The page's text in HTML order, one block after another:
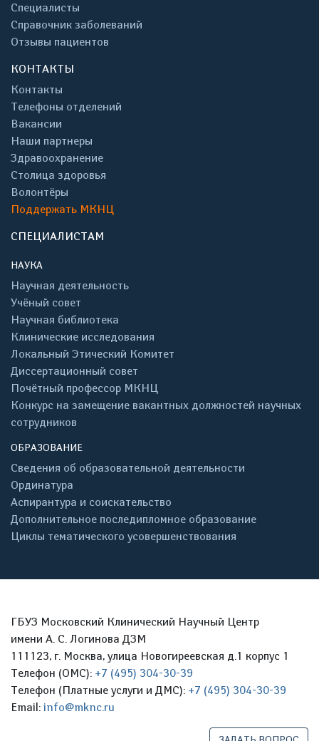
Специалисты
Справочник заболеваний
Отзывы пациентов
КОНТАКТЫ
Контакты
Телефоны отделений
Вакансии
Наши партнеры
Здравоохранение
Столица здоровья
Волонтёры
Поддержать МКНЦ
СПЕЦИАЛИСТАМ
НАУКА
Научная деятельность
Учёный совет
Научная библиотека
Клинические исследования
Локальный Этический Комитет
Диссертационный совет
Почётный профессор МКНЦ
Конкурс на замещение вакантных должностей научных
сотрудников
ОБРАЗОВАНИЕ
Сведения об образовательной деятельности
Ординатура
Аспирантура и соискательство
Дополнительное последипломное образование
Циклы тематического усовершенствования
ГБУЗ Московский Клинический Научный Центр
имени А. С. Логинова ДЗМ
111123, г. Москва, улица Новогиреевская д.1 корпус 1
Телефон (ОМС): +7 (495) 304-30-39
Телефон (Платные услуги и ДМС): +7 (495) 304-30-39
Email: info@mknc.ru